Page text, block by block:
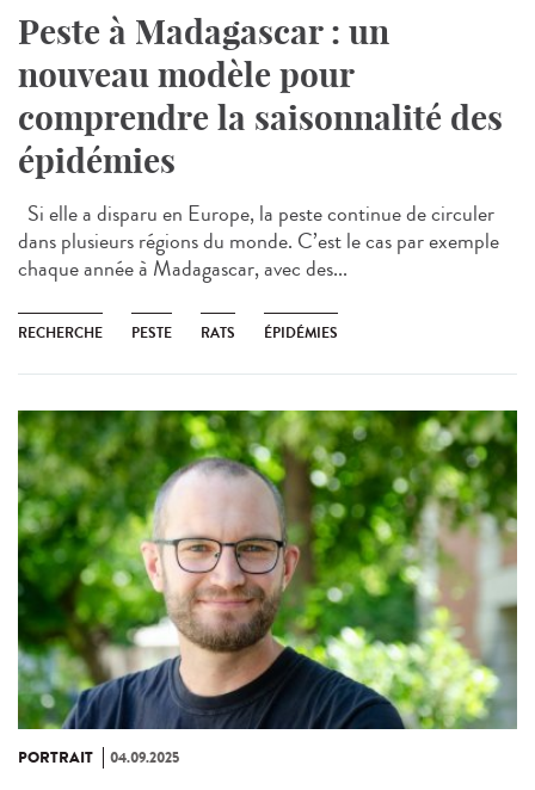
Peste à Madagascar : un
nouveau modèle pour
comprendre la saisonnalité des
épidémies
Si elle a disparu en Europe, la peste continue de circuler
dans plusieurs régions du monde. C’est le cas par exemple
chaque année à Madagascar, avec des...
RECHERCHE PESTE RATS ÉPIDÉMIES
PORTRAIT 04.09.2025